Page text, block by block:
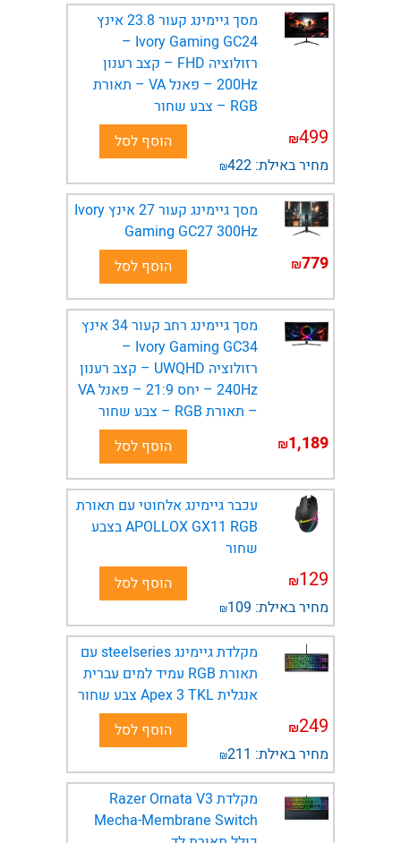
מסך גיימינג קעור 23.8 אינץ
Ivory Gaming GC24 –
רזולוציה FHD – קצב רענון
200Hz – פאנל VA – תאורת
RGB – צבע שחור
499
₪
מחיר באילת: 422
₪
הוסף לסל
מסך גיימינג קעור 27 אינץ Ivory
Gaming GC27 300Hz
779
₪ הוסף לסל
מסך גיימינג רחב קעור 34 אינץ
Ivory Gaming GC34 –
רזולוציה UWQHD – קצב רענון
240Hz – יחס 21:9 – פאנל VA
– תאורת RGB – צבע שחור
1,189
₪ הוסף לסל
עכבר גיימינג אלחוטי עם תאורת
APOLLOX GX11 RGB בצבע
שחור
129
₪
מחיר באילת: 109
₪
הוסף לסל
מקלדת גיימינג steelseries עם
תאורת RGB עמיד למים עברית
אנגלית Apex 3 TKL צבע שחור
249
₪
מחיר באילת: 211
₪
הוסף לסל
מקלדת Razer Ornata V3
Mecha-Membrane Switch